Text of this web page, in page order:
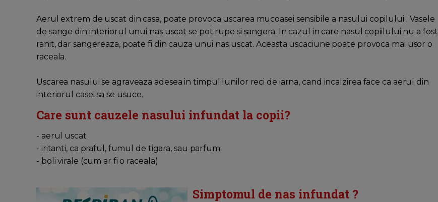
Aerul extrem de uscat din casa, poate provoca uscarea mucoasei sensibile a nasului copilului . Vasele
de sange din interiorul unui nas uscat se pot rupe si sangera. In cazul in care nasul copiilului nu a fost
ranit, dar sangereaza, poate fi din cauza unui nas uscat. Aceasta uscaciune poate provoca mai usor o
raceala.
Uscarea nasului se agraveaza adesea in timpul lunilor reci de iarna, cand incalzirea face ca aerul din
interiorul casei sa se usuce.
Care sunt cauzele nasului infundat la copii?
- aerul uscat
- iritanti, ca praful, fumul de tigara, sau parfum
- boli virale (cum ar fi o raceala)
Simptomul de nas infundat ?